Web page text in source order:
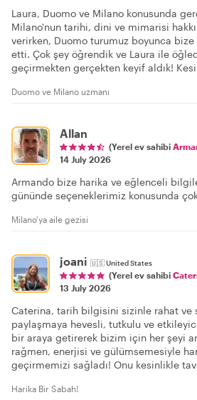
Laura, Duomo ve Milano konusunda
Milano'nun tarihi, dini ve mimarisi
verirken, Duomo turumuz boyunca
etti. Çok şey öğrendik ve Laura ile
geçirmekten gerçekten keyif aldık!
Duomo ve Milano uzmanı
Allan
(Yerel ev sahibi
14 July 2026
Armando bize harika ve eğlenceli
gününde seçeneklerimiz konusunda
Milano'ya aile gezisi
joani 🇺🇸United States
(Yerel ev sahibi
13 July 2026
Caterina, tarih bilgisini sizinle rahat ve
paylaşmaya hevesli, tutkulu ve
bir araya getirerek bizim için her şeyi
rağmen, enerjisi ve gülümsemesiyle
geçirmemizi sağladı! Onu kesinlikle
Harika Bir Sabah!